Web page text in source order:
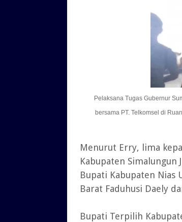
Pelaksana Tugas Gubernur
bersama PT. Telkomsel di
Menurut Erry, lima
Kabupaten Simalungun
Bupati Kabupaten Nias
Barat Faduhusi Daely
Bupati Terpilih